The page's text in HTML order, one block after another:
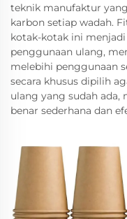
teknik manufaktur
karbon setiap wadah.
kotak-kotak ini
penggunaan ulang,
melebihi penggunaan
secara khusus dipilih
ulang yang sudah ada,
benar sederhana dan